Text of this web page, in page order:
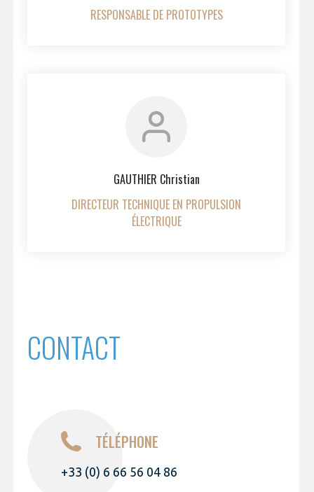
RESPONSABLE DE PROTOTYPES
GAUTHIER Christian
DIRECTEUR TECHNIQUE EN PROPULSION
ÉLECTRIQUE
CONTACT
TÉLÉPHONE
+33 (0) 6 66 56 04 86